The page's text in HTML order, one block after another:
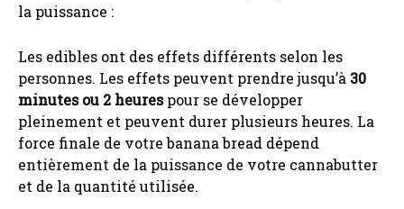
la puissance :
Les edibles ont des effets différents selon les
personnes. Les effets peuvent prendre jusqu’à 30
minutes ou 2 heurespour se développer
pleinement et peuvent durer plusieurs heures. La
force finale de votre banana bread dépend
entièrement de la puissance de votre cannabutter
et de la quantité utilisée.